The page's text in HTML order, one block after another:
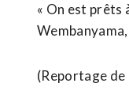
« On est prêts
(Reportage